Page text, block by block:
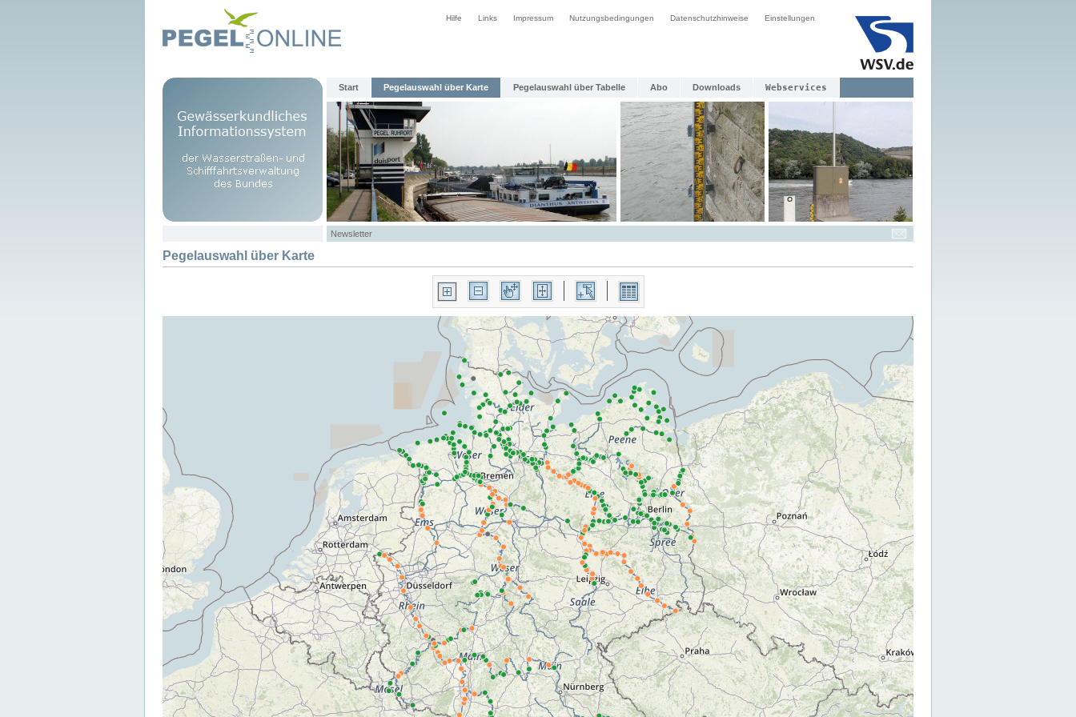
Hilfe Links Impressum Nutzungsbedingungen Datenschutzhinweise Einstellungen
Start Pegelauswahl über Karte Pegelauswahl über Tabelle Abo Downloads Webservices
Newsletter
Pegelauswahl über Karte